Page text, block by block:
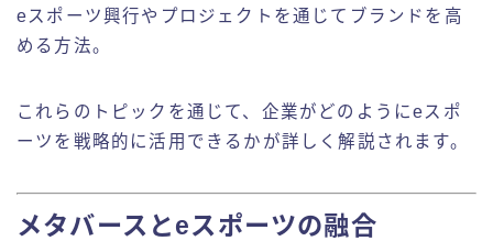
eスポーツ興行やプロジェクトを通じてブランドを高
める方法。
これらのトピックを通じて、企業がどのようにeスポ
ーツを戦略的に活用できるかが詳しく解説されます。
メタバースとeスポーツの融合